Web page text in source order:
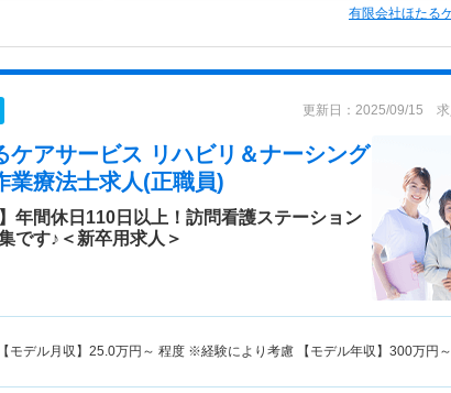
有限会社ほたる
更新日：2025/09/15 求
ケアサービス リハビリ＆ナーシング
業療法士求人(正職員)
年間休日110日以上！訪問看護ステーション
です♪＜新卒用求人＞
【モデル月収】 25.0万円～ 程度 ※経験により考慮 【モデル年収】 300万円～